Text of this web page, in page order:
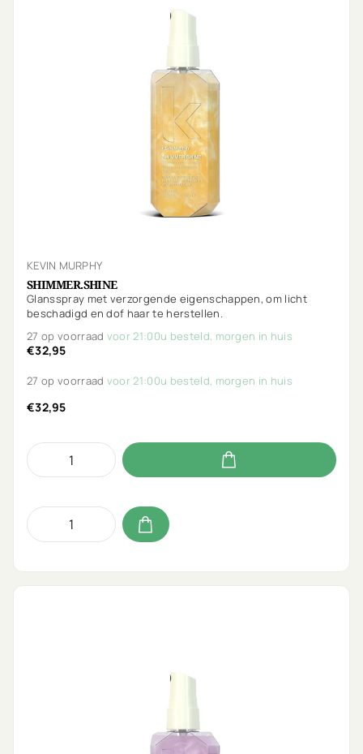
KEVIN MURPHY
SHIMMER.SHINE
Glansspray met verzorgende eigenschappen, om licht
beschadigd en dof haar te herstellen.
27 op voorraad voor 21:00u besteld, morgen in huis
€32,95
27 op voorraad voor 21:00u besteld, morgen in huis
€32,95